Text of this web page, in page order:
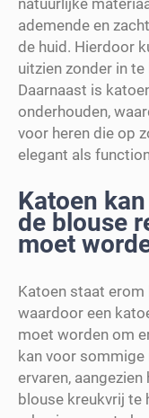
ademende en
de huid. Hierdoor
uitzien zonder in
Daarnaast is
onderhouden,
voor heren die op
elegant als
Katoen
de blouse
moet
Katoen staat
waardoor een
moet worden om
kan voor sommige
ervaren,
blouse kreukvrij te